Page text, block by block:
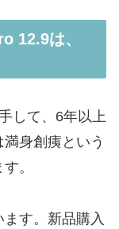
12.9は、
して、6年以上
身創痍という
。
す。新品購入